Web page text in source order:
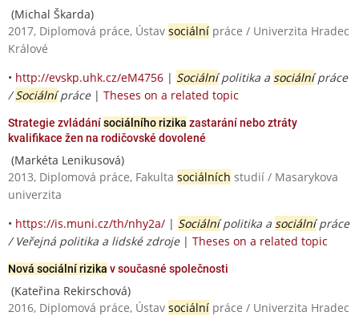
(Michal Škarda)
2017, Diplomová práce, Ústav sociální práce / Univerzita Hradec
Králové
• http://evskp.uhk.cz/eM4756 | Sociálnípolitika a sociálnípráce
/Sociálnípráce| Theses on a related topic
Strategie zvládánísociálního rizika zastarání nebo ztráty
kvalifikace žen na rodičovské dovolené
(Markéta Lenikusová)
2013, Diplomová práce, Fakulta sociálních studií / Masarykova
univerzita
• https://is.muni.cz/th/nhy2a/ | Sociálnípolitika a sociálnípráce
/ Veřejná politika a lidské zdroje| Theses on a related topic
Nová sociální rizika v současné společnosti
(Kateřina Rekirschová)
2016, Diplomová práce, Ústav sociální práce / Univerzita Hradec